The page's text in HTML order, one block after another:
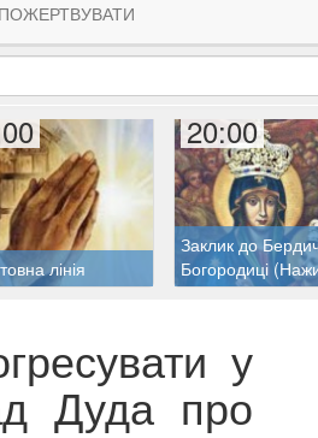
лінія
20:00
Заклик до
Богородиці
у
Дуда про